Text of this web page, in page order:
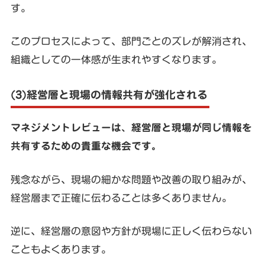
す。
このプロセスによって、部門ごとのズレが解消され、
組織としての一体感が生まれやすくなります。
(3)経営層と現場の情報共有が強化される
マネジメントレビューは、経営層と現場が同じ情報を
共有するための貴重な機会です。
残念ながら、現場の細かな問題や改善の取り組みが、
経営層まで正確に伝わることは多くありません。
逆に、経営層の意図や方針が現場に正しく伝わらない
こともよくあります。